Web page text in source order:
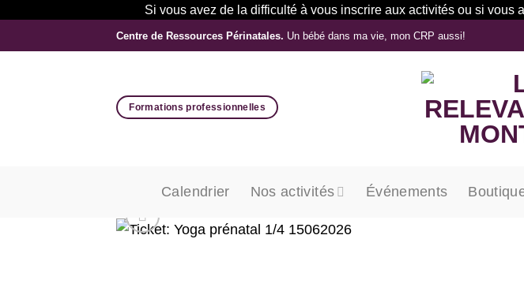
Si vous avez de la difficulté à vous inscrire aux activités ou si
au
Centre de Ressources Périnatales. Un bébé dans ma vie, mon CRP aussi!
Formations professionnelles
Calendrier Nos activités Événements